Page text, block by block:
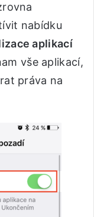
nabídku
aplikací
vše aplikací,
práva na